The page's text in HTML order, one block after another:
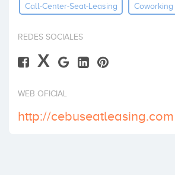
Call-Center-Seat-Leasing Coworking
REDES SOCIALES
X
WEB OFICIAL
http://cebuseatleasing.com